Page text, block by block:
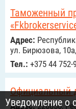
Таможенный
Адрес:
ул. Бирюзова,
Тел.: +375 44 752-
Официальный
Адрес:220056,
Уведомление о